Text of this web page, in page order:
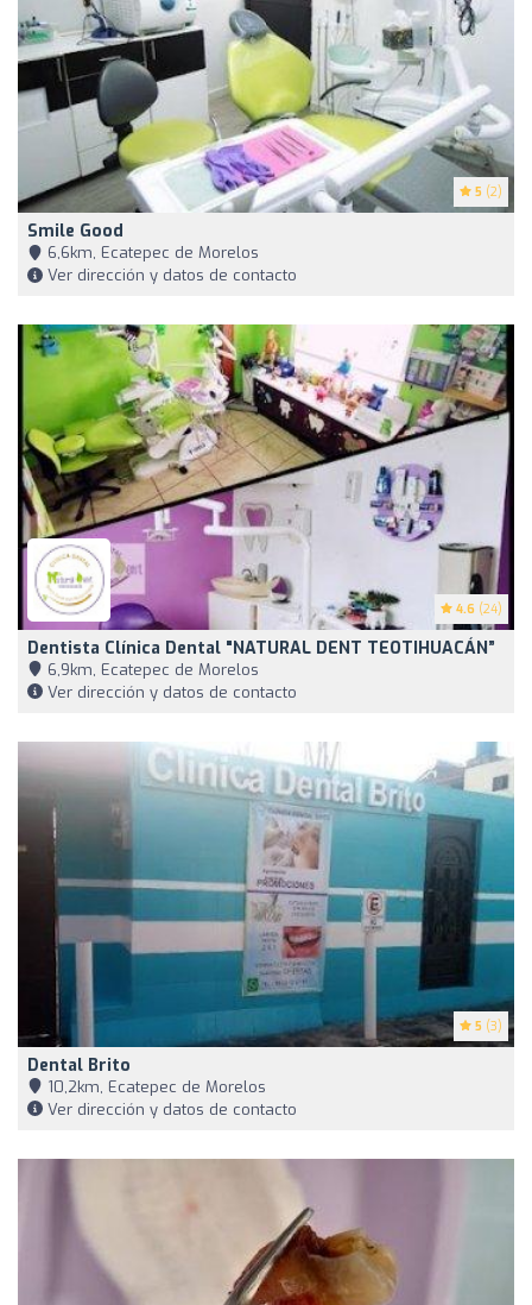
5 (2)
Smile Good
6,6km, Ecatepec de Morelos
Ver dirección y datos de contacto
4.6 (24)
Dentista Clínica Dental "NATURAL DENT TEOTIHUACÁN”
6,9km, Ecatepec de Morelos
Ver dirección y datos de contacto
5 (3)
Dental Brito
10,2km, Ecatepec de Morelos
Ver dirección y datos de contacto